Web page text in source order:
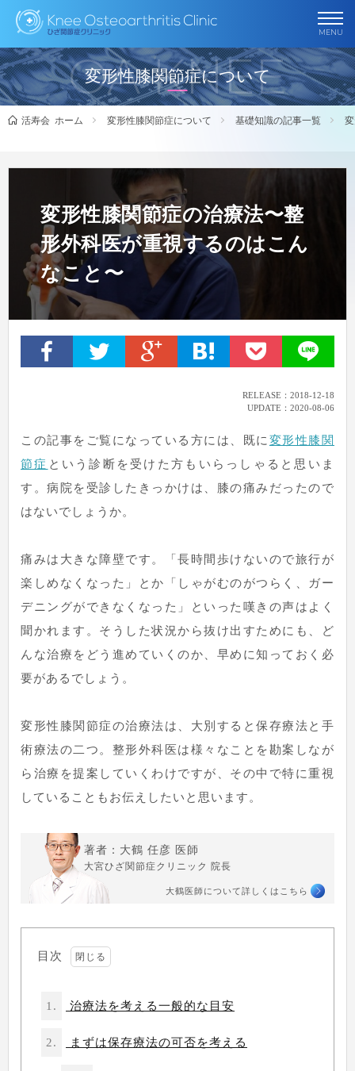
MENU
変形性膝関節症について
OA KNEE
活寿会 ホーム 変形性膝関節症について 基礎知識の記事一覧
変形性膝関節症の治療法〜整
形外科医が重視するのはこん
なこと〜
RELEASE：2018-12-18
UPDATE： 2020-08-06
この記事をご覧になっている方には、既に 変形性膝関
節症 という診断を受けた方もいらっしゃると思いま
す。病院を受診したきっかけは、膝の痛みだったので
はないでしょうか。
痛みは大きな障壁です。「長時間歩けないので旅行が
楽しめなくなった」とか「しゃがむのがつらく、ガー
デニングができなくなった」といった嘆きの声はよく
聞かれます。そうした状況から抜け出すためにも、ど
んな治療をどう進めていくのか、早めに知っておく必
要があるでしょう。
変形性膝関節症の治療法は、大別すると保存療法と手
術療法の二つ。整形外科医は様々なことを勘案しなが
ら治療を提案していくわけですが、その中で特に重視
していることもお伝えしたいと思います。
著者：大鶴 任彦 医師
大宮ひざ関節症クリニック 院長
大鶴医師について詳しくはこちら
目次
1. 治療法を考える一般的な目安
2. まずは保存療法の可否を考える